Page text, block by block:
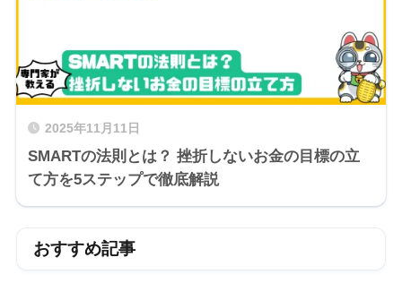
2025年11月11日
SMARTの法則とは？ 挫折しないお金の目標の立
て方を5ステップで徹底解説
おすすめ記事